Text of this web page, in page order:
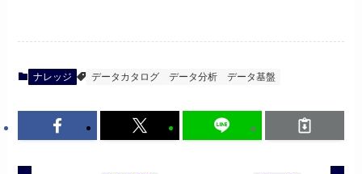
ナレッジ データカタログ データ分析 データ基盤